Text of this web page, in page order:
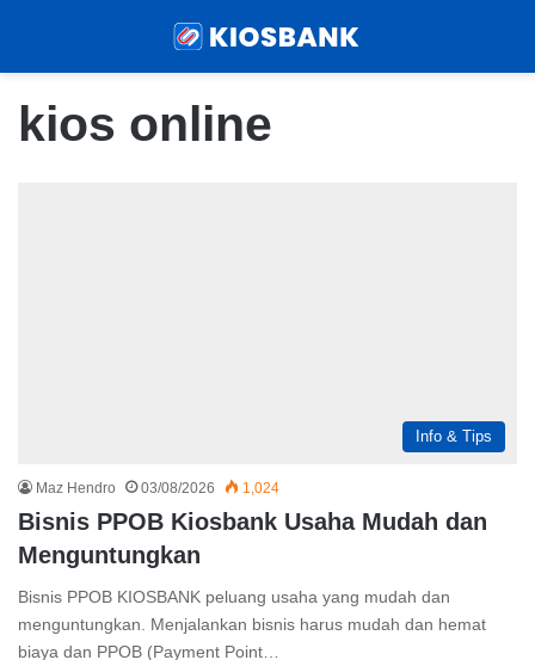
kios online
Info & Tips
Maz Hendro 03/08/2026 1,024
Bisnis PPOB Kiosbank Usaha Mudah dan
Menguntungkan
Bisnis PPOB KIOSBANK peluang usaha yang mudah dan
menguntungkan. Menjalankan bisnis harus mudah dan hemat
biaya dan PPOB (Payment Point…